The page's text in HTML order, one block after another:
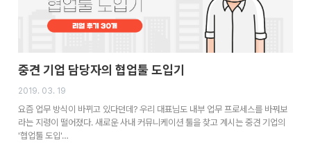
중견 기업 담당자의 협업툴 도입기
2019. 03. 19
요즘 업무 방식이 바뀌고 있다던데? 우리 대표님도 내부 업무 프로세스를 바꿔보
라는 지령이 떨어졌다. 새로운 사내 커뮤니케이션 툴을 찾고 계시는 중견 기업의
'협업툴 도입'…